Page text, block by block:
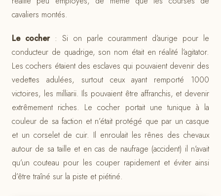
cavaliers montés.
Le cocher: Si on parle couramment d’aurige pour le
conducteur de quadrige, son nom était en réalité l’agitator.
Les cochers étaient des esclaves qui pouvaient devenir des
vedettes adulées, surtout ceux ayant remporté 1000
victoires, les milliarii. Ils pouvaient être affranchis, et devenir
extrêmement riches. Le cocher portait une tunique à la
couleur de sa faction et n’était protégé que par un casque
et un corselet de cuir. Il enroulait les rênes des chevaux
autour de sa taille et en cas de naufrage (accident) il n’avait
qu’un couteau pour les couper rapidement et éviter ainsi
d’être traîné sur la piste et piétiné.